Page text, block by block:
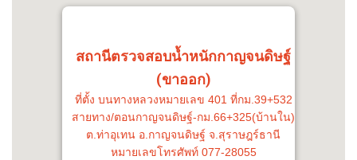
สถานีตรวจสอบน้ำหนักกาญจนดิษฐ์
(ขาออก)
ที่ตั้ง บนทางหลวงหมายเลข 401 ที่กม.39+532
สายทาง/ตอนกาญจนดิษฐ์-กม.66+325(บ้านใน)
ต.ท่าอุเทน อ.กาญจนดิษฐ์ จ.สุราษฎร์ธานี
หมายเลขโทรศัพท์ 077-28055